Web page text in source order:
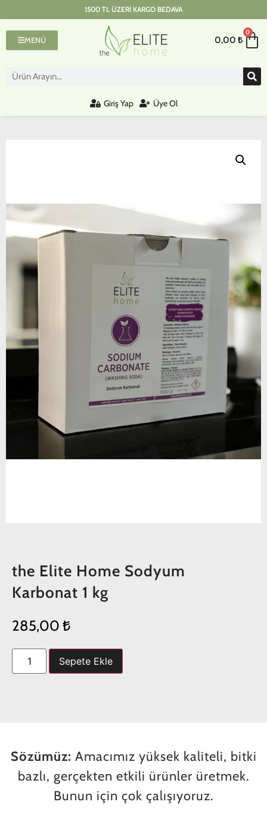
1500 TL ÜZERI KARGO BEDAVA
MENÜ 0,00 ₺
0
Giriş Yap Üye Ol
the Elite Home Sodyum
Karbonat 1 kg
285,00 ₺
Sepete Ekle
Sözümüz: Amacımız yüksek kaliteli, bitki
bazlı, gerçekten etkili ürünler üretmek.
Bunun için çok çalışıyoruz.